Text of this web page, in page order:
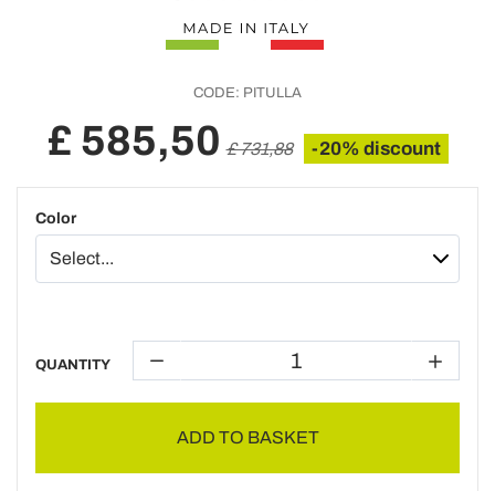
CODE: PITULLA
£ 585,50 £ 731,88 -20% discount
Color
QUANTITY
ADD TO BASKET